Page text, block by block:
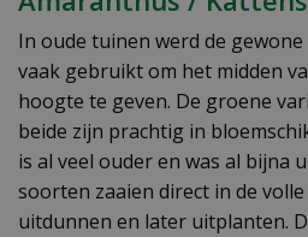
In oude tuinen werd de
vaak gebruikt om het midden
hoogte te geven. De groene
beide zijn prachtig in
is al veel ouder en was al bijna
soorten zaaien direct in de
uitdunnen en later uitplanten.